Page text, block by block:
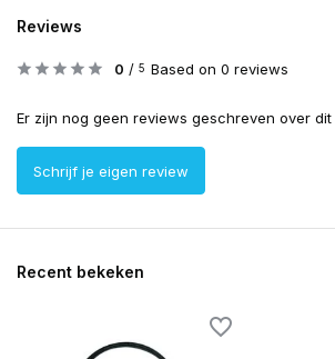
Reviews
0 / 5 Based on 0 reviews
Er zijn nog geen reviews geschreven over dit
Schrijf je eigen review
Recent bekeken